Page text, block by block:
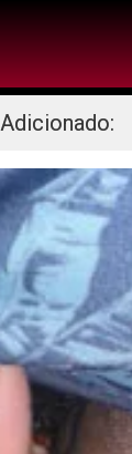
Adicionado: